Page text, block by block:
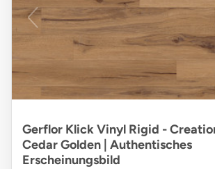
Gerflor Klick Vinyl Rigid -
Cedar Golden | Authentisches
Erscheinungsbild